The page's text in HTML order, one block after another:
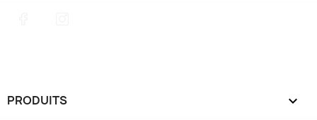
PRODUITS 